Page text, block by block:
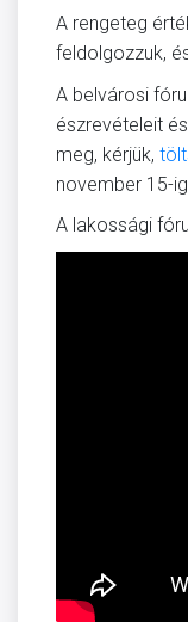
A rengeteg
feldolgozzuk,
A belvárosi
észrevételeit
meg, kérjük,
november 15-ig.
A lakossági